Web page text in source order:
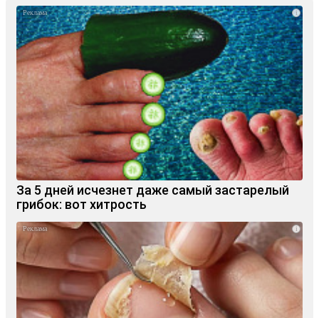
i
За 5 дней исчезнет даже самый застарелый
грибок: вот хитрость
i